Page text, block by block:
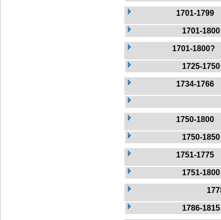
1701-1799
1701-1800
1701-1800?
1725-1750
1734-1766
1750-1800
1750-1850
1751-1775
1751-1800
1786-1815